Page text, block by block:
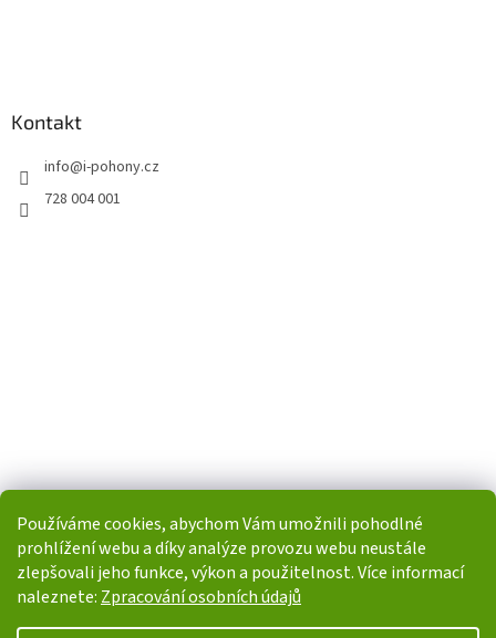
Používáme cookies, abychom Vám umožnili pohodlné
prohlížení webu a díky analýze provozu webu neustále
zlepšovali jeho funkce, výkon a použitelnost. Více informací
naleznete: Zpracování osobních údajů
Kontakt
info@i-pohony.cz
728 004 001